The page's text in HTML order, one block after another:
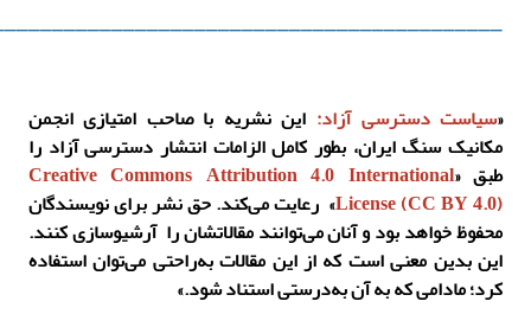
«سیاست دسترسی آزاد: این نشریه با صاحب امتیازی انجمن
مکانیک سنگ ایران، بطور کامل الزامات انتشار دسترسی آزاد را
طبق «Creative Commons Attribution 4.0 International
License (CC BY4.0)
» رعایت می‌کند. حق نشر برای نویسندگان
محفوظ خواهد بود و آنان می‌توانند مقالاتشان را آرشیوسازی کنند.
این بدین معنی است که از این مقالات به‌راحتی می‌توان استفاده
کرد؛ مادامی که به آن‌ به‌درستی استناد شود.»